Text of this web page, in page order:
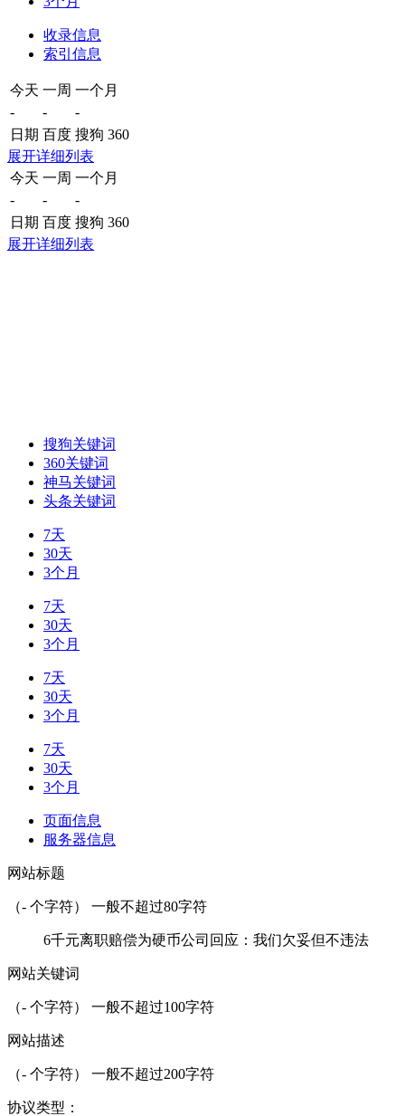
收录信息
索引信息
今天 一周 一个月
-
-
-
日期 百度 搜狗 360
展开详细列表
今天 一周 一个月
-
-
-
日期 百度 搜狗 360
展开详细列表
搜狗关键词
360关键词
神马关键词
头条关键词
7天
30天
3个月
7天
30天
3个月
7天
30天
3个月
7天
30天
3个月
页面信息
服务器信息
网站标题
（- 个字符） 一般不超过80字符
6千元离职赔偿为硬币公司回应：我们欠妥但不违法
网站关键词
（- 个字符） 一般不超过100字符
网站描述
（- 个字符） 一般不超过200字符
协议类型：